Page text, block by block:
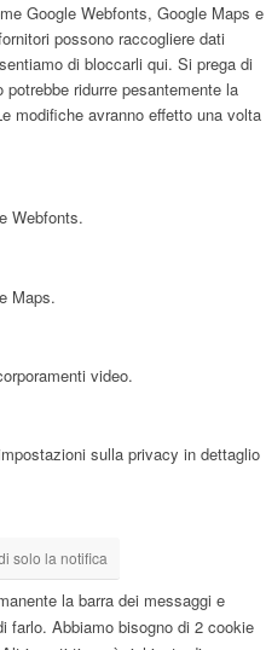
Google Webfonts, Google Maps e
possono raccogliere dati
di bloccarli qui. Si prega di
ridurre pesantemente la
modifiche avranno effetto una volta
Webfonts.
Maps.
video.
sulla privacy in dettaglio
solo la notifica
la barra dei messaggi e
farlo. Abbiamo bisogno di 2 cookie